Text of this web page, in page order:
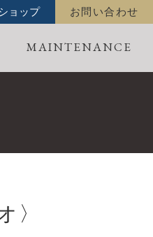
お問い合わせ
ョップ
MAINTENANCE
〉